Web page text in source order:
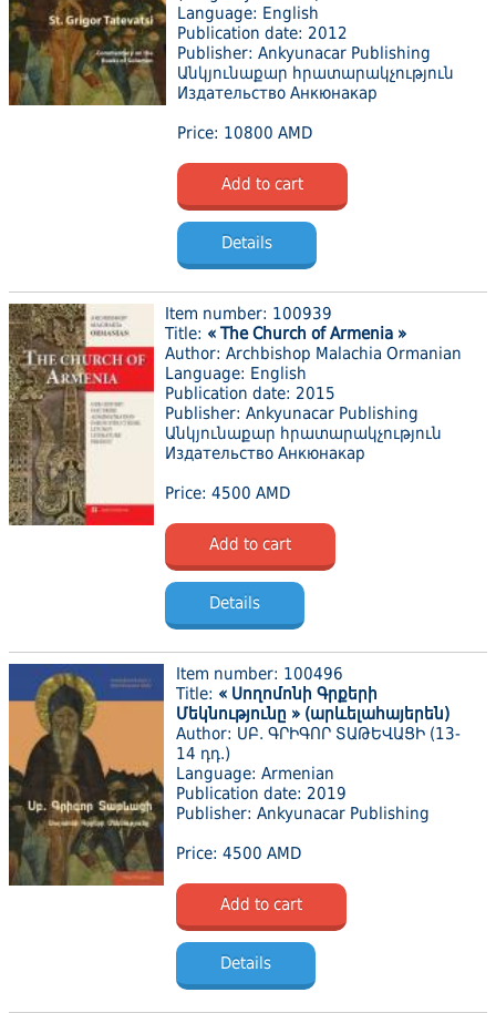
Language: English
Publication date: 2012
Publisher: Ankyunacar Publishing
Անկյունաքար հրատարակչություն
Издательство Анкюнакар
Price: 10800 AMD
Add to cart
Details
Item number: 100939
Title: « The Church of Armenia »
Author: Archbishop Malachia Ormanian
Language: English
Publication date: 2015
Publisher: Ankyunacar Publishing
Անկյունաքար հրատարակչություն
Издательство Анкюнакар
Price: 4500 AMD
Add to cart
Details
Item number: 100496
Title: « Սողոմոնի Գրքերի
Մեկնությունը » (արևելահայերեն)
Author: ՍԲ. ԳՐԻԳՈՐ ՏԱԹԵՎԱՑԻ (13-
14 դդ.)
Language: Armenian
Publication date: 2019
Publisher: Ankyunacar Publishing
Price: 4500 AMD
Add to cart
Details